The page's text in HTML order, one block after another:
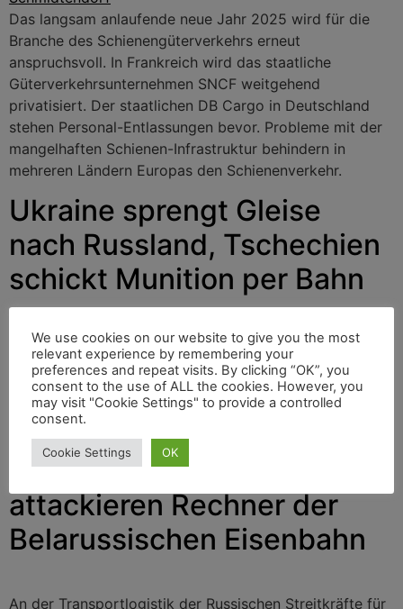
Das langsam anlaufende neue Jahr 2025 wird für die
Branche des Schienengüterverkehrs erneut
anspruchsvoll. In Frankreich wird das staatliche
Güterverkehrsunternehmen SNCF weitgehend
privatisiert. Der staatlichen DB Cargo in Deutschland
stehen Personal-Entlassungen bevor. Probleme mit der
mangelhaften Schienen-Infrastruktur behindern in
mehreren Ländern Europas den Schienenverkehr.
Ukraine sprengt Gleise
nach Russland, Tschechien
schickt Munition per Bahn
Auch am vierten Tag des russischen Einmarsches in die
Ukraine sind die Eisenbahnen stark involviert. Die
Ukrainische Staatsbahn sprengte alle Gleisverbindungen
nach Russland. Aus Tschechien erreichte die Ukraine ein
Zug mit Munition.
Ukraine-Invasion: Hacker
attackieren Rechner der
Belarussischen Eisenbahn
An der Transportlogistik der Russischen Streitkräfte für
We use cookies on our website to give you the most
relevant experience by remembering your
preferences and repeat visits. By clicking “OK”, you
consent to the use of ALL the cookies. However, you
may visit "Cookie Settings" to provide a controlled
consent.
Cookie Settings OK